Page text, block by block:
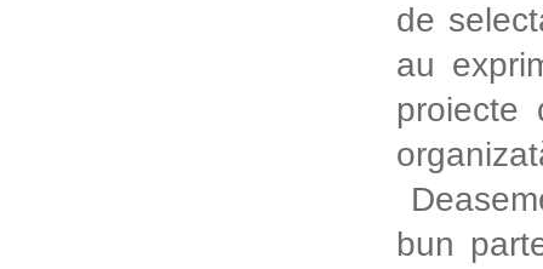
de
au
proiecte
bun